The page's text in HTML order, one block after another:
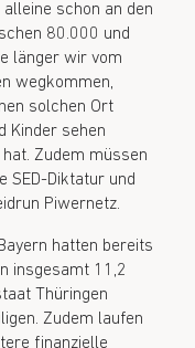
schon an den
80.000 und
länger wir vom
wegkommen,
solchen Ort
Kinder sehen
Zudem müssen
SED-Diktatur und
Piwernetz.
hatten bereits
insgesamt 11,2
Thüringen
Zudem laufen
finanzielle